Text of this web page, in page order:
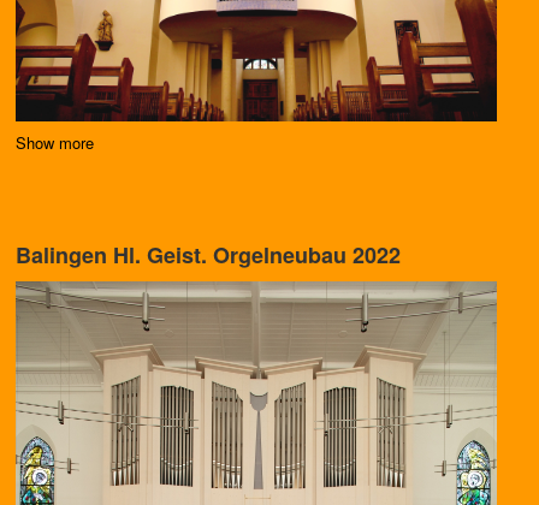
Show more
Balingen Hl. Geist. Orgelneubau 2022